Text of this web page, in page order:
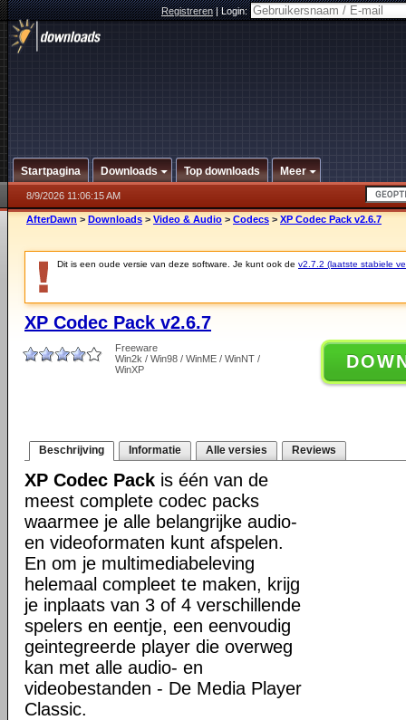
Registreren|Login:
Startpagina Downloads Top downloads Meer
8/9/2026 11:06:15 AM
AfterDawn > Downloads > Video & Audio > Codecs > XP Codec Pack v2.6.7
Dit is een oude versie van deze software. Je kunt ook de v2.7.2 (laatste stabiele
XP Codec Pack v2.6.7
Freeware
Win2k / Win98 / WinME / WinNT /
WinXP
Beschrijving Informatie Alle versies Reviews
XP Codec Pack is één van de
meest complete codec packs
waarmee je alle belangrijke audio-
en videoformaten kunt afspelen.
En om je multimediabeleving
helemaal compleet te maken, krijg
je inplaats van 3 of 4 verschillende
spelers en eentje, een eenvoudig
geintegreerde player die overweg
kan met alle audio- en
videobestanden - De Media Player
Classic.